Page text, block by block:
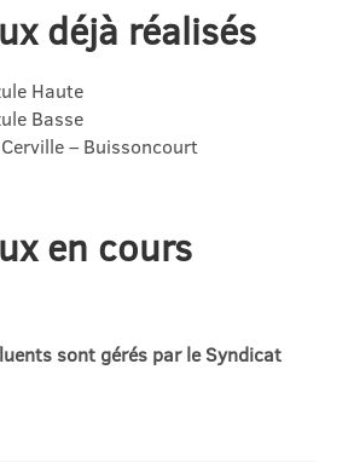
déjà réalisés
Haute
Basse
– Buissoncourt
en cours
sont gérés par le Syndicat